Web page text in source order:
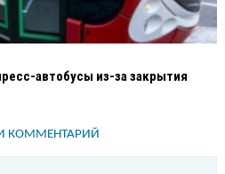
автобусы из-за закрытия
КОММЕНТАРИЙ